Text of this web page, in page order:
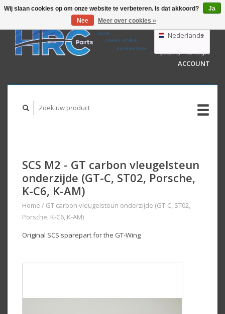
GBP
AUD
Nederlands
Deutsch
English
WINKELWAGEN
(€0,00)
MIJN
ACCOUNT
SCS M2 - GT carbon vleugelsteun
onderzijde (GT-C, ST02, Porsche,
K-C6, K-AM)
Home / GT carbon vleugelsteun onderzijde (GT-C, ST02,
Porsche, K-C6, K-AM)
Original SCS sparepart for the GT-Wing
Wij slaan cookies op om onze website te verbeteren. Is dat akkoord?
Ja
Nee
Meer over cookies »